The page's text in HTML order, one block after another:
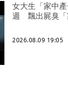
女大生「家中
週 飄出屍臭「
2026.08.09 19:05